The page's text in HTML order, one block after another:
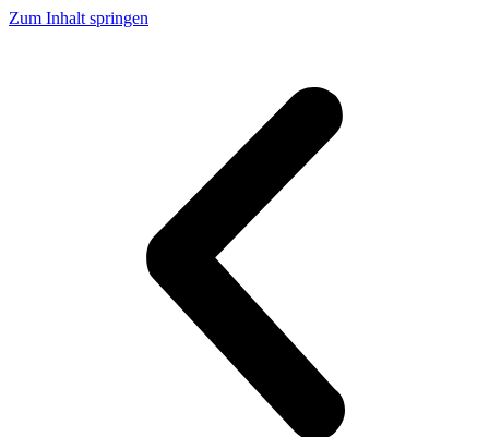
Zum Inhalt springen